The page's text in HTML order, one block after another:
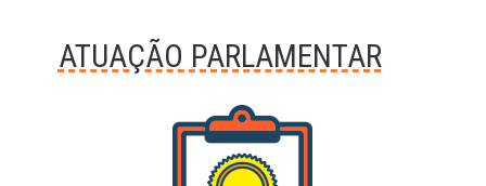
ATUAÇÃO PARLAMENTAR